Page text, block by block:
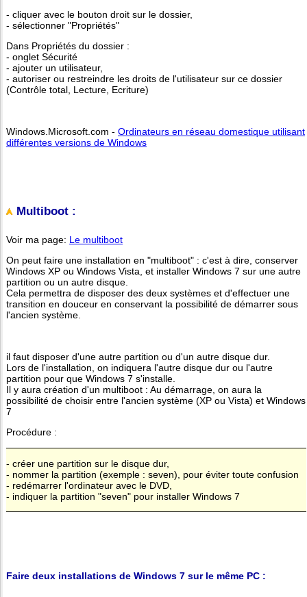
- cliquer avec le bouton droit sur le dossier,
- sélectionner "Propriétés"
Dans Propriétés du dossier :
- onglet Sécurité
- ajouter un utilisateur,
- autoriser ou restreindre les droits de l'utilisateur sur ce dossier
(Contrôle total, Lecture, Ecriture)
Windows.Microsoft.com - Ordinateurs en réseau domestique utilisant
différentes versions de Windows
Multiboot :
Voir ma page: Le multiboot
On peut faire une installation en "multiboot" : c'est à dire, conserver
Windows XP ou Windows Vista, et installer Windows 7 sur une autre
partition ou un autre disque.
Cela permettra de disposer des deux systèmes et d'effectuer une
transition en douceur en conservant la possibilité de démarrer sous
l'ancien système.
il faut disposer d'une autre partition ou d'un autre disque dur.
Lors de l'installation, on indiquera l'autre disque dur ou l'autre
partition pour que Windows 7 s'installe.
Il y aura création d'un multiboot : Au démarrage, on aura la
possibilité de choisir entre l'ancien système (XP ou Vista) et Windows
7
Procédure :
- créer une partition sur le disque dur,
- nommer la partition (exemple : seven), pour éviter toute confusion
- redémarrer l'ordinateur avec le DVD,
- indiquer la partition "seven" pour installer Windows 7
Faire deux installations de Windows 7 sur le même PC :